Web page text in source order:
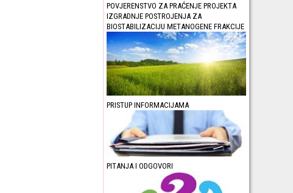
POVJERENSTVO ZA PRAĆENJE PROJEKTA
IZGRADNJE POSTROJENJA ZA
BIOSTABILIZACIJU METANOGENE FRAKCIJE
PRISTUP INFORMACIJAMA
PITANJA I ODGOVORI